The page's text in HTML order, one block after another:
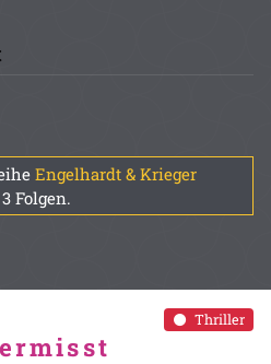
Engelhardt & Krieger
Folgen.
Thriller